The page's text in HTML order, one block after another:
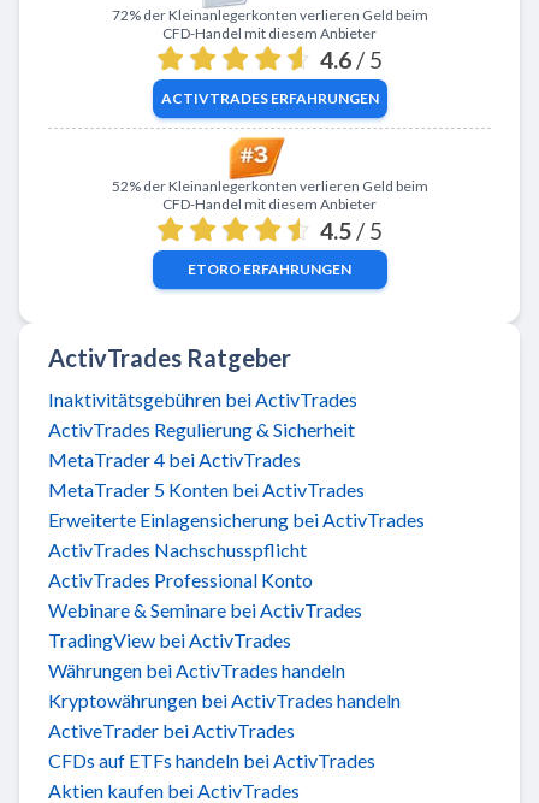
Zu ActivTrades
72% der Kleinanlegerkonten verlieren Geld beim
CFD-Handel mit diesem Anbieter
4.6 / 5
ACTIVTRADESERFAHRUNGEN
Zu eToro
52% der Kleinanlegerkonten verlieren Geld beim
CFD-Handel mit diesem Anbieter
4.5 / 5
ETORO ERFAHRUNGEN
ActivTrades Ratgeber
Inaktivitätsgebühren bei ActivTrades
ActivTrades Regulierung & Sicherheit
MetaTrader 4 bei ActivTrades
MetaTrader 5 Konten bei ActivTrades
Erweiterte Einlagensicherung bei ActivTrades
ActivTrades Nachschusspflicht
ActivTrades Professional Konto
Webinare & Seminare bei ActivTrades
TradingView bei ActivTrades
Währungen bei ActivTrades handeln
Kryptowährungen bei ActivTrades handeln
ActiveTrader bei ActivTrades
CFDs auf ETFs handeln bei ActivTrades
Aktien kaufen bei ActivTrades